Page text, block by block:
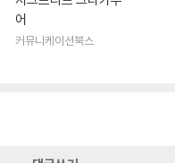
어
커뮤니케이션북스